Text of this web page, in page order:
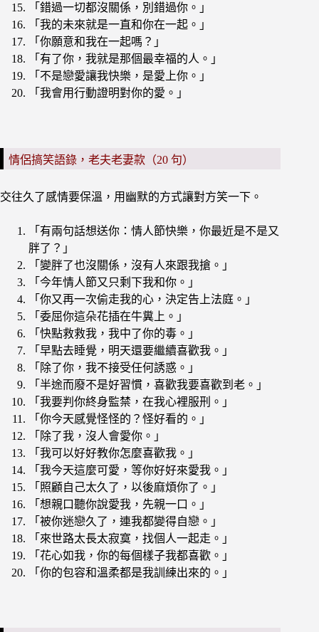
「錯過一切都沒關係，別錯過你。」
「我的未來就是一直和你在一起。」
「你願意和我在一起嗎？」
「有了你，我就是那個最幸福的人。」
「不是戀愛讓我快樂，是愛上你。」
「我會用行動證明對你的愛。」
情侶搞笑語錄，老夫老妻款（20 句）
交往久了感情要保溫，用幽默的方式讓對方笑一下。
「有兩句話想送你：情人節快樂，你最近是不是又
胖了？」
「變胖了也沒關係，沒有人來跟我搶。」
「今年情人節又只剩下我和你。」
「你又再一次偷走我的心，決定告上法庭。」
「委屈你這朵花插在牛糞上。」
「快點救救我，我中了你的毒。」
「早點去睡覺，明天還要繼續喜歡我。」
「除了你，我不接受任何誘惑。」
「半途而廢不是好習慣，喜歡我要喜歡到老。」
「我要判你終身監禁，在我心裡服刑。」
「你今天感覺怪怪的？怪好看的。」
「除了我，沒人會愛你。」
「我可以好好教你怎麼喜歡我。」
「我今天這麼可愛，等你好好來愛我。」
「照顧自己太久了，以後麻煩你了。」
「想親口聽你說愛我，先親一口。」
「被你迷戀久了，連我都變得自戀。」
「來世路太長太寂寞，找個人一起走。」
「花心如我，你的每個樣子我都喜歡。」
「你的包容和溫柔都是我訓練出來的。」